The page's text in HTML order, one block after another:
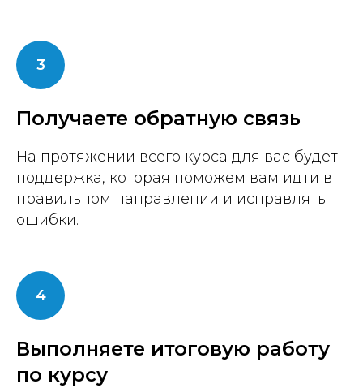
Получаете обратную связь
На протяжении всего курса для вас будет
поддержка, которая поможем вам идти в
правильном направлении и исправлять
ошибки.
Выполняете итоговую работу
по курсу